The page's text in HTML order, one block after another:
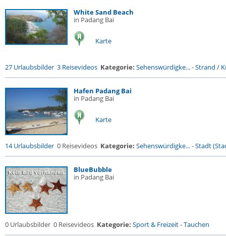
White Sand Beach
in Padang Bai
Karte
27 Urlaubsbilder 3 Reisevideos Kategorie: Sehenswürdigke...-Strand /
Hafen Padang Bai
in Padang Bai
Karte
14 Urlaubsbilder 0 Reisevideos Kategorie: Sehenswürdigke...-Stadt
BlueBubble
in Padang Bai
0 Urlaubsbilder 0 Reisevideos Kategorie: Sport & Freizeit-Tauchen